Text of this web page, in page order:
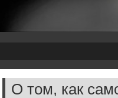
О том, как